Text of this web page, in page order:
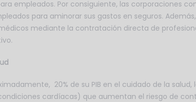
empleados. Por consiguiente, las corporaciones
para aminorar sus gastos en seguros.
mediante la contratación directa de
20% de su PIB en el cuidado de la salud,
cardíacas) que aumentan el riesgo de